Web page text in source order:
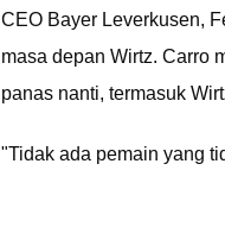
CEO Bayer Leverkusen,
masa depan Wirtz. Carro
panas nanti, termasuk
"Tidak ada pemain yang